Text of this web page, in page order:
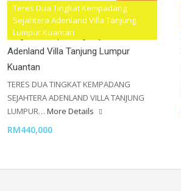
Teres Dua Tingkat Kempadang
Sejahtera Adenland Villa Tanjung
Lumpur Kuantan
[GATED & GUARDED AREA] Teres Dua
Tingkat Kempadang Sejahtera
Adenland Villa Tanjung Lumpur
Kuantan
TERES DUA TINGKAT KEMPADANG
SEJAHTERA ADENLAND VILLA TANJUNG
LUMPUR… More Details
RM440,000